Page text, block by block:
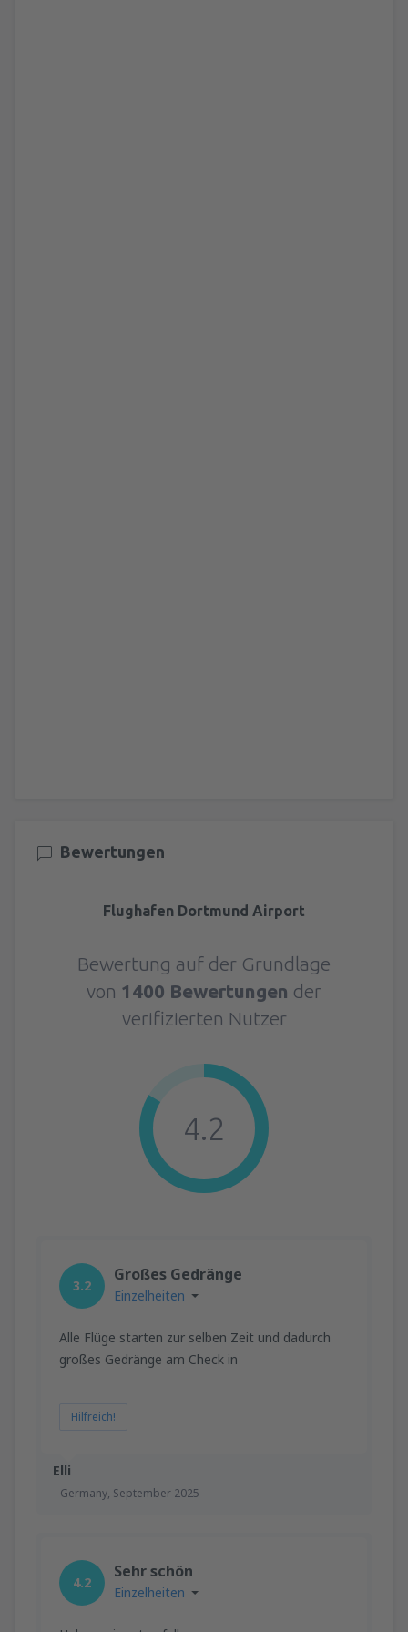
Bewertungen
Flughafen Dortmund Airport
Bewertung auf der Grundlage
von 1400 Bewertungen der
verifizierten Nutzer
4.2
Elli
Germany, September 2025
3.2
Großes Gedränge
Einzelheiten
Alle Flüge starten zur selben Zeit und dadurch
großes Gedränge am Check in
Hilfreich!
4.2
Sehr schön
Einzelheiten